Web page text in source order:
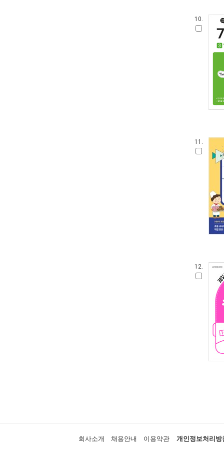
10.
11.
12.
회사소개 채용안내 이용약관 개인정보처리방